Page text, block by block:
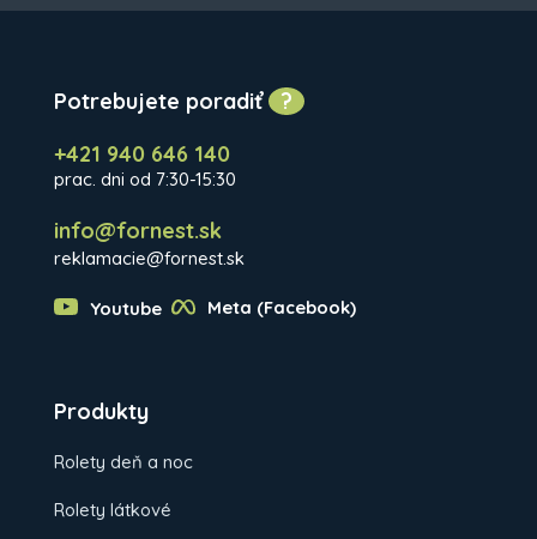
Potrebujete poradiť?
+421 940 646 140
prac. dni od 7:30-15:30
info@fornest.sk
reklamacie@fornest.sk
Youtube Meta (Facebook)
Produkty
Rolety deň a noc
Rolety látkové